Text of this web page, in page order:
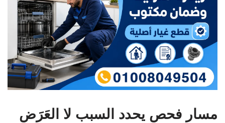
مسار فحص يحدد السبب لا العَرَض